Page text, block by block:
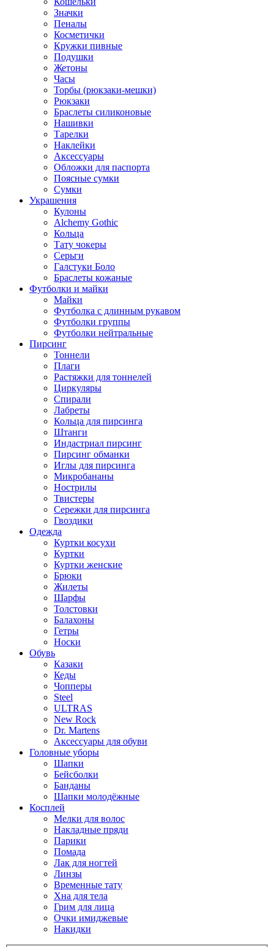
Значки
Пеналы
Косметички
Кружки пивные
Подушки
Жетоны
Часы
Торбы (рюкзаки-мешки)
Рюкзаки
Браслеты силиконовые
Нашивки
Тарелки
Наклейки
Аксессуары
Обложки для паспорта
Поясные сумки
Сумки
Украшения
Кулоны
Alchemy Gothic
Кольца
Тату чокеры
Серьги
Галстуки Боло
Браслеты кожаные
Футболки и майки
Майки
Футболка с длинным рукавом
Футболки группы
Футболки нейтральные
Пирсинг
Тоннели
Плаги
Растяжки для тоннелей
Циркуляры
Спирали
Лабреты
Кольца для пирсинга
Штанги
Индастриал пирсинг
Пирсинг обманки
Иглы для пирсинга
Микробананы
Нострилы
Твистеры
Сережки для пирсинга
Гвоздики
Одежда
Куртки косухи
Куртки
Куртки женские
Брюки
Жилеты
Шарфы
Толстовки
Балахоны
Гетры
Носки
Обувь
Казаки
Кеды
Чопперы
Steel
ULTRAS
New Rock
Dr. Martens
Аксессуары для обуви
Головные уборы
Шапки
Бейсболки
Банданы
Шапки молодёжные
Косплей
Мелки для волос
Накладные пряди
Парики
Помада
Лак для ногтей
Линзы
Временные тату
Хна для тела
Грим для лица
Очки имиджевые
Накидки